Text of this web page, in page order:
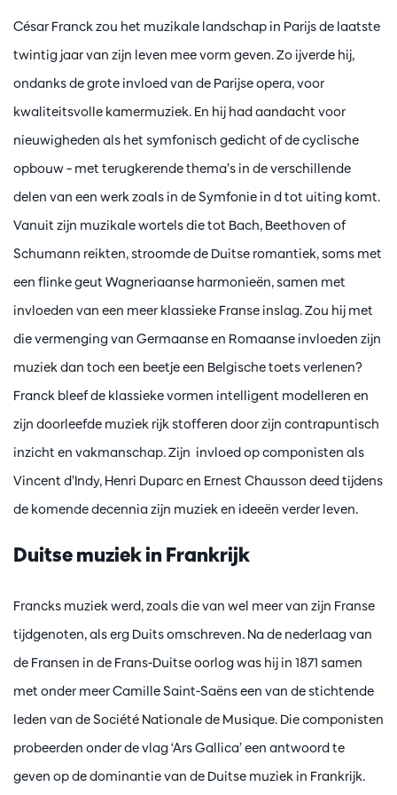
César Franck zou het muzikale landschap in Parijs de laatste
twintig jaar van zijn leven mee vorm geven. Zo ijverde hij,
ondanks de grote invloed van de Parijse opera, voor
kwaliteitsvolle kamermuziek. En hij had aandacht voor
nieuwigheden als het symfonisch gedicht of de cyclische
opbouw – met terugkerende thema’s in de verschillende
delen van een werk zoals in de Symfonie in d tot uiting komt.
Vanuit zijn muzikale wortels die tot Bach, Beethoven of
Schumann reikten, stroomde de Duitse romantiek, soms met
een flinke geut Wagneriaanse harmonieën, samen met
invloeden van een meer klassieke Franse inslag. Zou hij met
die vermenging van Germaanse en Romaanse invloeden zijn
muziek dan toch een beetje een Belgische toets verlenen?
Franck bleef de klassieke vormen intelligent modelleren en
zijn doorleefde muziek rijk stofferen door zijn contrapuntisch
inzicht en vakmanschap. Zijn invloed op componisten als
Vincent d’Indy, Henri Duparc en Ernest Chausson deed tijdens
de komende decennia zijn muziek en ideeën verder leven.
Duitse muziek in Frankrijk
Francks muziek werd, zoals die van wel meer van zijn Franse
tijdgenoten, als erg Duits omschreven. Na de nederlaag van
de Fransen in de Frans-Duitse oorlog was hij in 1871 samen
met onder meer Camille Saint-Saëns een van de stichtende
leden van de Société Nationale de Musique. Die componisten
probeerden onder de vlag ‘Ars Gallica’ een antwoord te
geven op de dominantie van de Duitse muziek in Frankrijk.